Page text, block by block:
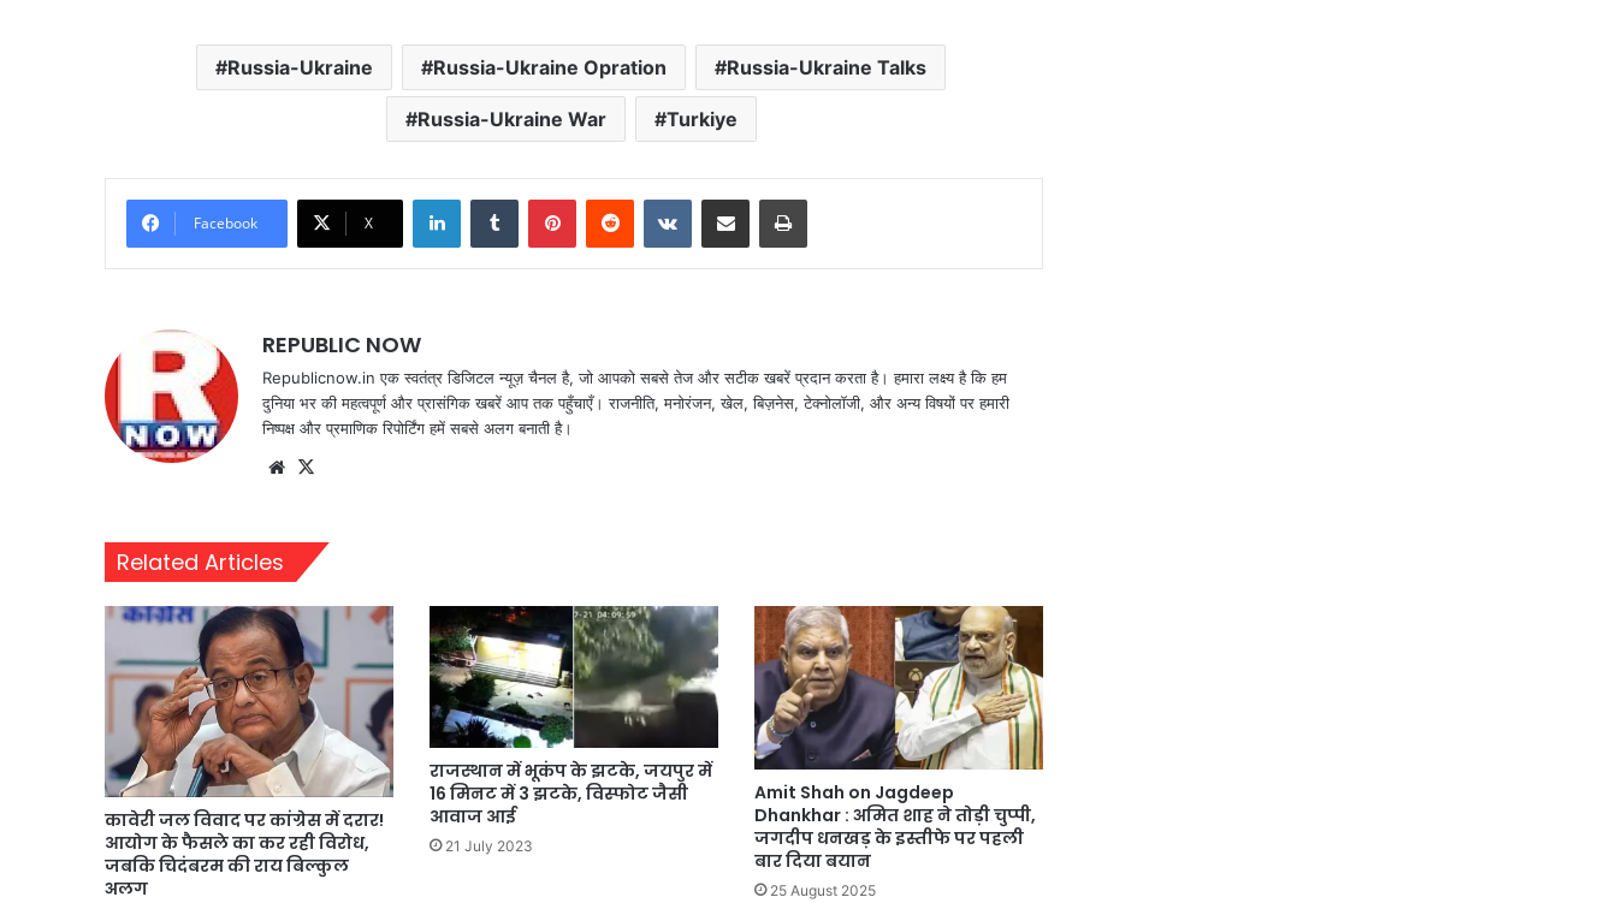
Russia-Ukraine Russia-Ukraine Opration Russia-Ukraine Talks
Russia-Ukraine War Turkiye
Facebook X
LinkedInTumblr PinterestReddit VKontakteShare via Email Print
REPUBLIC NOW
Republicnow.in एक स्वतंत्र डिजिटल न्यूज़ चैनल है, जो आपको सबसे तेज और सटीक खबरें प्रदान करता है। हमारा लक्ष्य है कि हम
दुनिया भर की महत्वपूर्ण और प्रासंगिक खबरें आप तक पहुँचाएँ। राजनीति, मनोरंजन, खेल, बिज़नेस, टेक्नोलॉजी, और अन्य विषयों पर हमारी
निष्पक्ष और प्रमाणिक रिपोर्टिंग हमें सबसे अलग बनाती है।
Website
Related Articles
कावेरी जल विवाद पर कांग्रेस में दरार!
आयोग के फैसले का कर रही विरोध,
जबकि चिदंबरम की राय बिल्कुल
अलग
राजस्थान में भूकंप के झटके, जयपुर में
16 मिनट में 3 झटके, विस्फोट जैसी
आवाज आई
21 July 2023
Amit Shah on Jagdeep
Dhankhar : अमित शाह ने तोड़ी चुप्पी,
जगदीप धनखड़ के इस्तीफे पर पहली
बार दिया बयान
25 August 2025